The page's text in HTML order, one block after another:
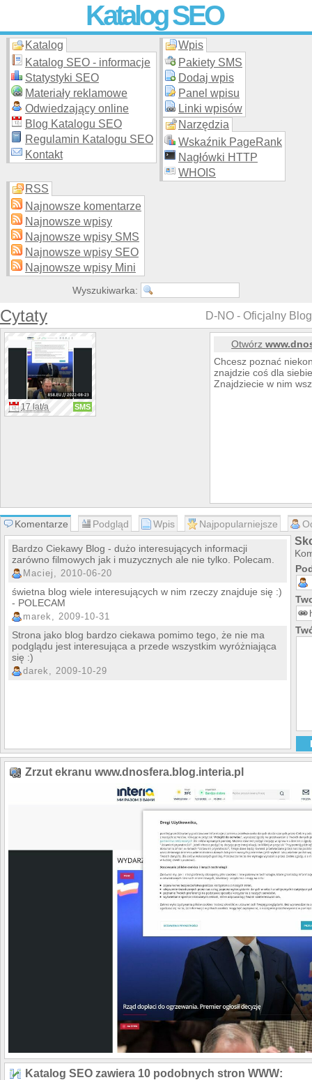
Katalog SEO
Skuteczna i promocja stron WWW –
moderowanego katalogu za darmo!
Katalog
Katalog SEO - informacje
Statystyki SEO
Materiały reklamowe
Odwiedzający online
Blog Katalogu SEO
Regulamin Katalogu SEO
Kontakt
Wpis
Pakiety SMS
Dodaj wpis
Panel wpisu
Linki wpisów
Narzędzia
Wskaźnik PageRank
Nagłówki HTTP
WHOIS
RSS
Najnowsze komentarze
Najnowsze wpisy
Najnowsze wpisy SMS
Najnowsze wpisy SEO
Najnowsze wpisy Mini
Wyszukiwarka:
Cytaty D-NO - Oficjalny
17 lat/a SMS
Otwórz
Chcesz poznać
znajdzie coś dla
Znajdziecie w nim
Komentarze Podgląd Wpis Najpopularniejsze
Bardzo Ciekawy Blog - dużo interesujących informacji
zarówno filmowych jak i muzycznych ale nie tylko. Polecam.
Maciej, 2010-06-20
świetna blog wiele interesujących w nim rzeczy znajduje się :)
- POLECAM
marek, 2009-10-31
Strona jako blog bardzo ciekawa pomimo tego, że nie ma
podglądu jest interesująca a przede wszystkim wyróżniająca
się :)
darek, 2009-10-29
Zrzut ekranu www.dnosfera.blog.interia.pl
Katalog SEO zawiera 10 podobnych stron WWW: